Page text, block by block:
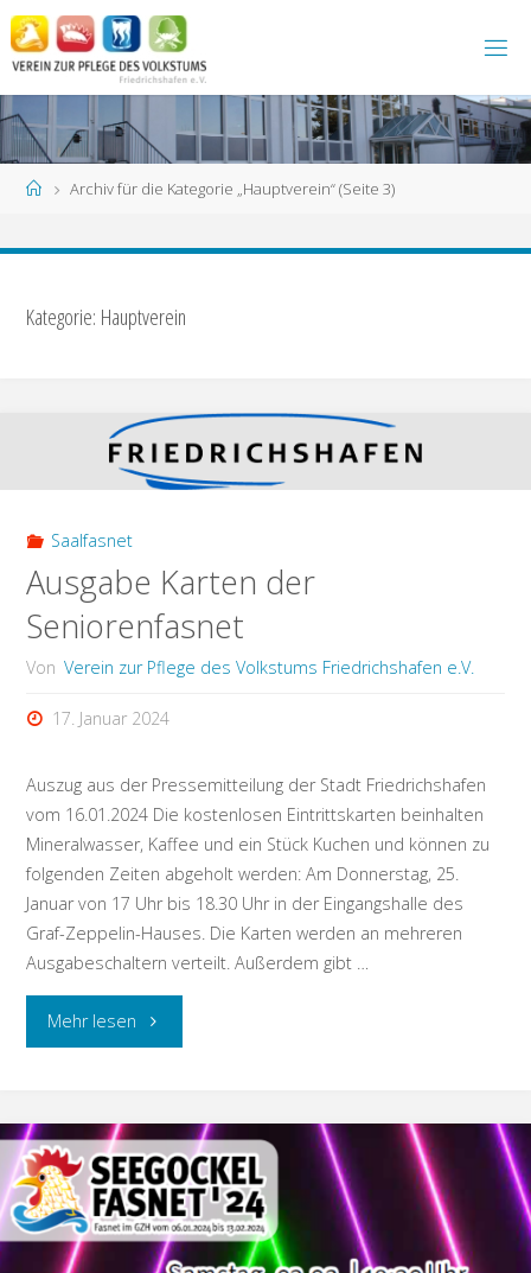
Zum
Inhalt
springen
StartArchiv für die Kategorie „Hauptverein“(Seite 3)
Kategorie: Hauptverein
Saalfasnet
Ausgabe Karten der
Seniorenfasnet
Von Verein zur Pflege des Volkstums Friedrichshafen e.V.
17. Januar 2024
Auszug aus der Pressemitteilung der Stadt Friedrichshafen
vom 16.01.2024 Die kostenlosen Eintrittskarten beinhalten
Mineralwasser, Kaffee und ein Stück Kuchen und können zu
folgenden Zeiten abgeholt werden: Am Donnerstag, 25.
Januar von 17 Uhr bis 18.30 Uhr in der Eingangshalle des
Graf-Zeppelin-Hauses. Die Karten werden an mehreren
Ausgabeschaltern verteilt. Außerdem gibt …
Mehr lesen"Ausgabe
der
Seniorenfasnet"